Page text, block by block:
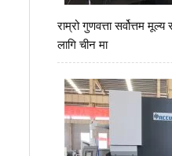
राम्रो गुणवत्ता सर्वोत्तम
लागि चीन मा